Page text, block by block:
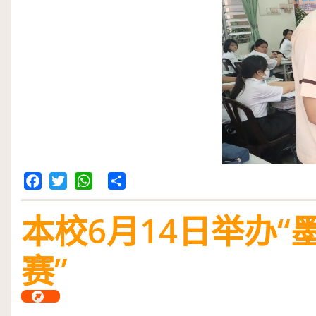
Facebook
TwitterWhatsApp
Share
本校6月14日举办“
赛”